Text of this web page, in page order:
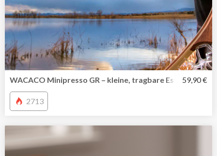
WACACO Minipresso GR – kleine, tragbare 59,90 €
2713